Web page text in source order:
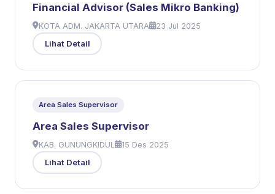
Financial Advisor (Sales Mikro Banking)
KOTA ADM. JAKARTA UTARA 23 Jul 2025
Lihat Detail
Area Sales Supervisor
Area Sales Supervisor
KAB. GUNUNGKIDUL 15 Des 2025
Lihat Detail